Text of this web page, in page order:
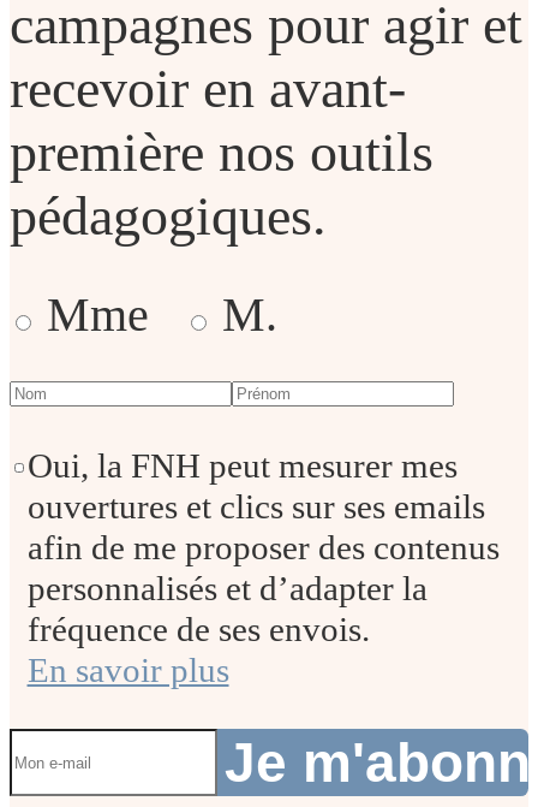
campagnes pour agir et
recevoir en avant-
première nos outils
pédagogiques.
Mme M.
Oui, la FNH peut mesurer mes
ouvertures et clics sur ses emails
afin de me proposer des contenus
personnalisés et d’adapter la
fréquence de ses envois.
En savoir plus
Je